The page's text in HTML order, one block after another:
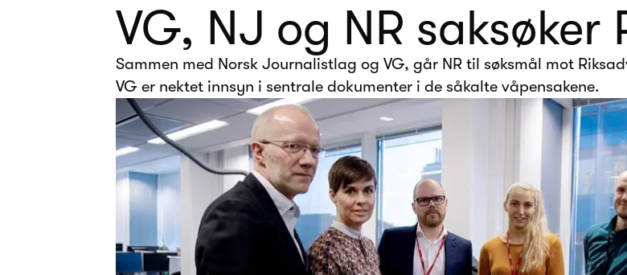
VG, NJ og NR saksøker
Sammen med Norsk Journalistlag og VG, går NR til søksmål mot
VG er nektet innsyn i sentrale dokumenter i de såkalte våpensakene.